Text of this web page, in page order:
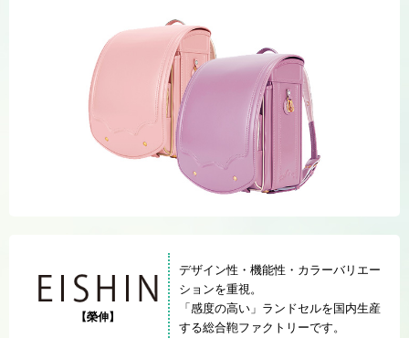
【榮伸】
デザイン性・機能性・カラーバリエー
ションを重視。
「感度の高い」ランドセルを国内生産
する総合鞄ファクトリーです。